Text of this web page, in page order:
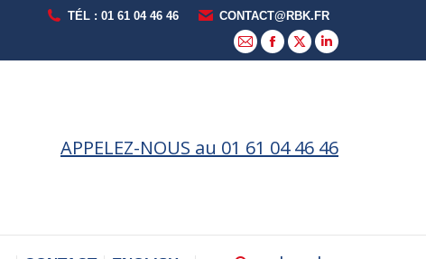
TÉL : 01 61 04 46 46 CONTACT@RBK.FR
La
s'ouvre
fenêtre
La
dans
La
dans
La
dans
APPELEZ-NOUS au 01 61 04 46 46